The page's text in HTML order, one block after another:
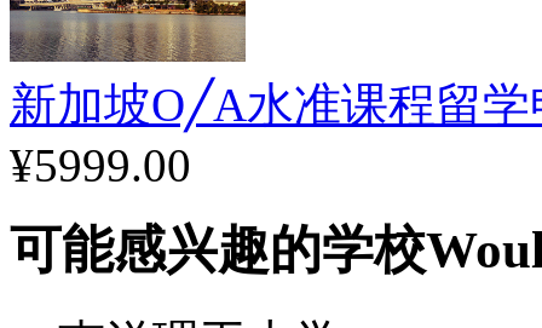
新加坡O╱A水准课程留
¥5999.00
可能感兴趣的学校